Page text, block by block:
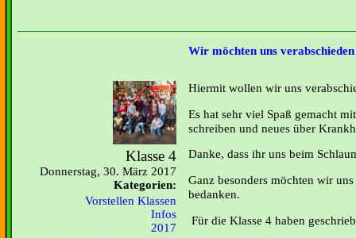
Wir möchten uns verabschieden
Klasse 4
Donnerstag, 30. März 2017
Kategorien:
Vorstellen Klassen
Infos
2017
Hiermit wollen wir uns
Es hat sehr viel Spaß gemacht
schreiben und neues über
Danke, dass ihr uns beim
Ganz besonders möchten wir
bedanken.
Für die Klasse 4 haben